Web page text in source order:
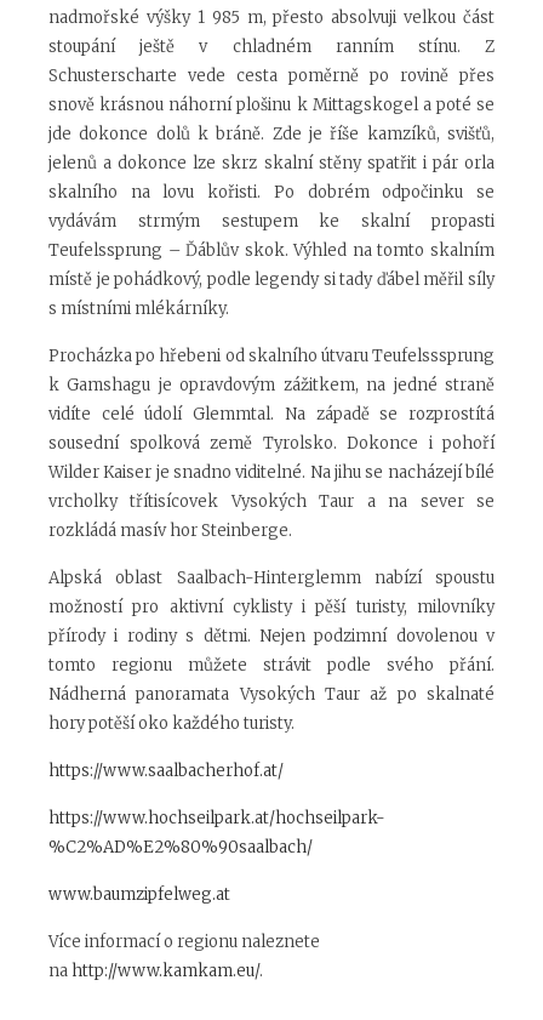
nadmořské výšky 1 985 m, přesto absolvuji velkou část
stoupání ještě v chladném ranním stínu. Z
Schusterscharte vede cesta poměrně po rovině přes
snově krásnou náhorní plošinu k Mittagskogel a poté se
jde dokonce dolů k bráně. Zde je říše kamzíků, svišťů,
jelenů a dokonce lze skrz skalní stěny spatřit i pár orla
skalního na lovu kořisti. Po dobrém odpočinku se
vydávám strmým sestupem ke skalní propasti
Teufelssprung – Ďáblův skok. Výhled na tomto skalním
místě je pohádkový, podle legendy si tady ďábel měřil síly
s místními mlékárníky.
Procházka po hřebeni od skalního útvaru Teufelsssprung
k Gamshagu je opravdovým zážitkem, na jedné straně
vidíte celé údolí Glemmtal. Na západě se rozprostítá
sousední spolková země Tyrolsko. Dokonce i pohoří
Wilder Kaiser je snadno viditelné. Na jihu se nacházejí bílé
vrcholky třítisícovek Vysokých Taur a na sever se
rozkládá masív hor Steinberge.
Alpská oblast Saalbach-Hinterglemm nabízí spoustu
možností pro aktivní cyklisty i pěší turisty, milovníky
přírody i rodiny s dětmi. Nejen podzimní dovolenou v
tomto regionu můžete strávit podle svého přání.
Nádherná panoramata Vysokých Taur až po skalnaté
hory potěší oko každého turisty.
https://www.saalbacherhof.at/
https://www.hochseilpark.at/hochseilpark-
%C2%AD%E2%80%90saalbach/
www.baumzipfelweg.at
Více informací o regionu naleznete
na http://www.kamkam.eu/.